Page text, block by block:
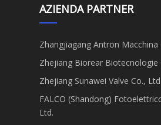
AZIENDA PARTNER
Zhangjiagang Antron Macchina
Zhejiang Biorear Biotecnologie
Zhejiang Sunawei Valve Co., Ltd
FALCO (Shandong)
Ltd.